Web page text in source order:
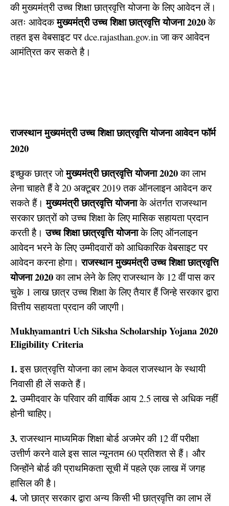
की मुख्यमंत्री उच्च शिक्षा छात्रवृत्ति योजना के लिए आवेदन लें।
अतः आवेदकमुख्यमंत्री उच्च शिक्षा छात्रवृत्ति योजना 2020के
तहत इस वेबसाइट पर dce.rajasthan.gov.in जा कर आवेदन
आमंत्रित कर सकते है।
राजस्थान मुख्यमंत्री उच्च शिक्षा छात्रवृत्ति योजनाआवेदनफॉर्म
2020
इच्छुक छात्र जोमुख्यमंत्री छात्रवृत्ति योजना 2020का लाभ
लेना चाहते हैं वे 20 अक्टूबर 2019 तक ऑनलाइन आवेदन कर
सकते हैं।मुख्यमंत्री छात्रवृत्ति योजनाके अंतर्गत राजस्थान
सरकार छात्रों को उच्च शिक्षा के लिए मासिक सहायता प्रदान
करती है।उच्च शिक्षा छात्रवृत्ति योजनाके लिए ऑनलाइन
आवेदन भरने के लिए उम्मीदवारों को आधिकारिक वेबसाइट पर
आवेदन करना होगा।राजस्थान मुख्यमंत्री उच्च शिक्षा छात्रवृत्ति
योजना 2020का लाभ लेने के लिए राजस्थान के 12 वीं पास कर
चुके 1 लाख छात्र उच्च शिक्षा के लिए तैयार हैं जिन्हे सरकार द्वारा
वित्तीय सहायता प्रदान की जाएगी।
Mukhyamantri Uch Siksha Scholarship Yojana 2020
Eligibility Criteria
1. इस छात्रवृत्ति योजना का लाभ केवल राजस्थान के स्थायी
निवासी ही लें सकते हैं।
2. उम्मीदवार के परिवार की वार्षिक आय 2.5 लाख से अधिक नहीं
होनी चाहिए।
3. राजस्थान माध्यमिक शिक्षा बोर्ड अजमेर की 12 वीं परीक्षा
उत्तीर्ण करने वाले इस साल न्यूनतम 60 प्रतिशत से हैं। और
जिन्होंने बोर्ड की प्राथमिकता सूची में पहले एक लाख में जगह
हासिल की है।
4. जो छात्र सरकार द्वारा अन्य किसी भी छात्रवृत्ति का लाभ लें